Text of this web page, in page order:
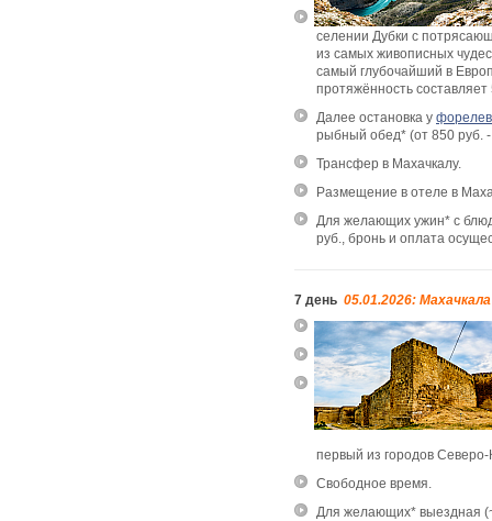
селении Дубки с
из самых живописных
самый глубочайший в
протяжённость
Далее остановка у
рыбный обед* (от 850 руб.
Трансфер в Махачкалу.
Размещение в отеле в
Для желающих ужин* с
руб., бронь и оплата
7 день 05.01.2026:
первый из городов Северо-
Свободное время.
Для желающих* выездная